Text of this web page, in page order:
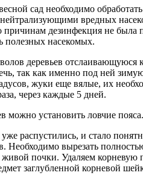
сад необходимо
нейтрализующими вредных
дезинфекция не была
полезных насекомых.
деревьев
так как именно под ней
жуки еще вялые, их
через каждые 5 дней.
можно установить ловчие пояса.
распустились, и стало
Необходимо вырезать
почки. Удаляем
заглубленной корневой